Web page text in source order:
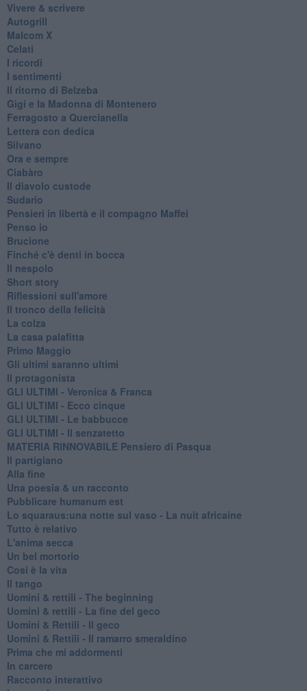
Vivere & scrivere
Autogrill
Malcom X
Celati
I ricordi
I sentimenti
Il ritorno di Belzeba
Gigi e la Madonna di Montenero
Ferragosto a Quercianella
Lettera con dedica
Silvano
Ora e sempre
Ciabàro
Il diavolo custode
Sudario
Pensieri in libertà e il compagno Maffei
Penso io
Brucione
Finché c'è denti in bocca
Il nespolo
Short story
Riflessioni sull'amore
Il tronco della felicità
La colza
La casa palafitta
Primo Maggio
Gli ultimi saranno ultimi
Il protagonista
GLI ULTIMI - Veronica & Franca
GLI ULTIMI - Ecco cinque
GLI ULTIMI - Le babbucce
GLI ULTIMI - Il senzatetto
MATERIA RINNOVABILE Pensiero di Pasqua
Il partigiano
Alla fine
Una poesia & un racconto
Pubblicare humanum est
Lo squaraus:una notte sul vaso - La nuit africaine
Tutto è relativo
L'anima secca
Un bel mortorio
Cosi è la vita
Il tango
​Uomini & rettili - The beginning
​Uomini & rettili - La fine del geco
Uomini & Rettili - Il geco
Uomini & Rettili - Il ramarro smeraldino
Prima che mi addormenti
In carcere
Racconto interattivo